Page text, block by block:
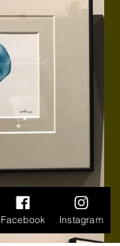
Facebook Instagram